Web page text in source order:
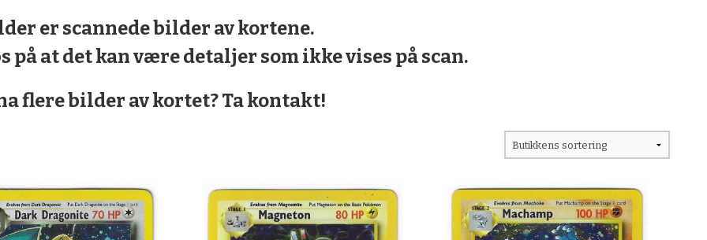
er scannede bilder av kortene.
på at det kan være detaljer som ikke vises på scan.
flere bilder av kortet? Ta kontakt!